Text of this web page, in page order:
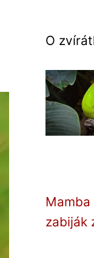
O
Mamba
zabiják